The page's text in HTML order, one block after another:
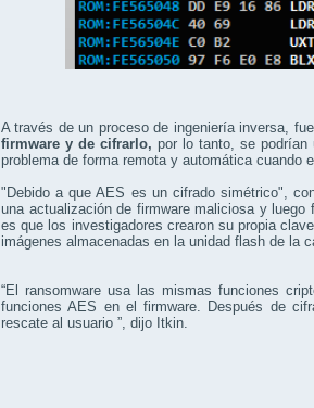
A través de un proceso de ingeniería inversa,
firmware y de cifrarlo, por lo tanto, se podrían
problema de forma remota y automática cuando
"Debido a que AES es un cifrado simétrico",
una actualización de firmware maliciosa y
es que los investigadores crearon su propia
imágenes almacenadas en la unidad flash de la
“El ransomware usa las mismas funciones
funciones AES en el firmware. Después de
rescate al usuario ”, dijo Itkin.